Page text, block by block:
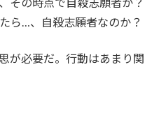
ら…、自殺志願者なのか？
が必要だ。行動はあまり関